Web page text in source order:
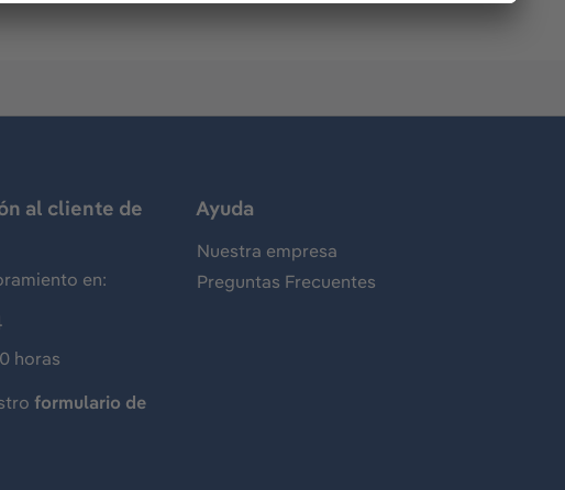
al cliente de
en:
horas
formulario de
Ayuda
Nuestra empresa
Preguntas Frecuentes